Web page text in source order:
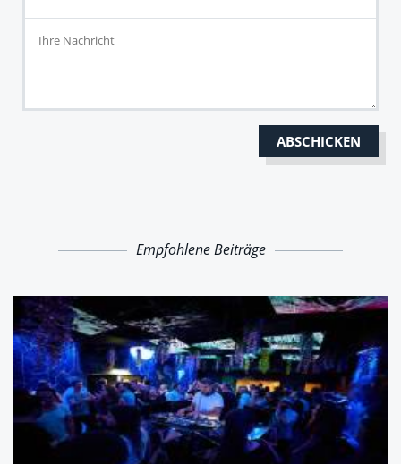
Empfohlene Beiträge